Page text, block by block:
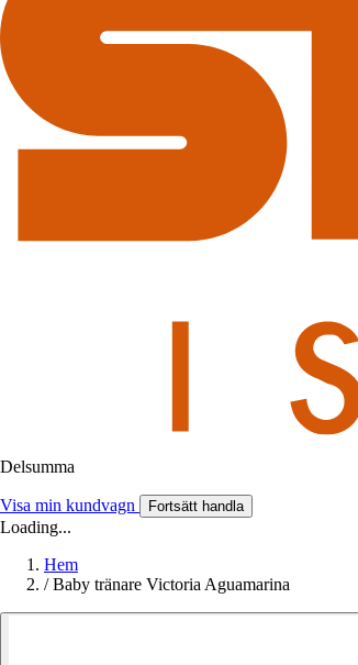
Delsumma
Visa min kundvagn Fortsätt handla
Loading...
Hem
/ Baby tränare Victoria Aguamarina